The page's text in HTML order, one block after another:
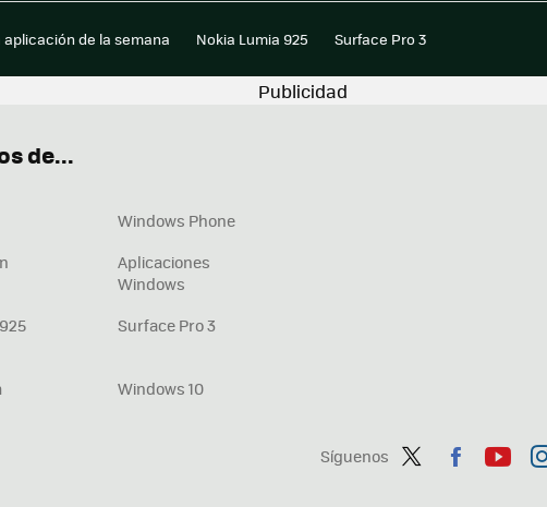
aplicación de la semana Nokia Lumia 925 Surface Pro 3
Síguenos
de...
Windows Phone
Aplicaciones
Windows
Surface Pro 3
Windows 10